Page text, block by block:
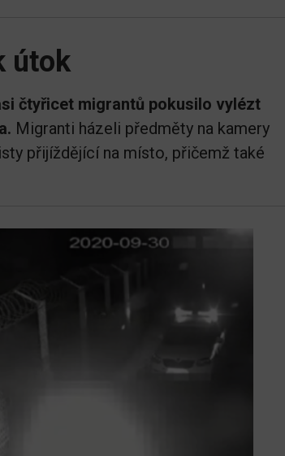
útok
čtyřicet migrantů pokusilo vylézt
Migranti házeli předměty na kamery
přijíždějící na místo, přičemž také